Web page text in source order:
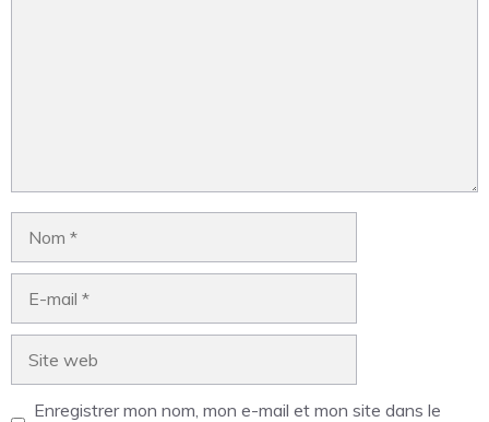
Enregistrer mon nom, mon e-mail et mon site dans le